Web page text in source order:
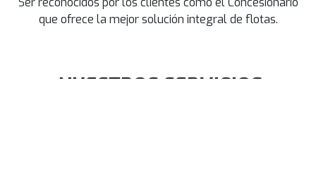
que ofrece la mejor solución integral de flotas.
NUESTROS SERVICIOS